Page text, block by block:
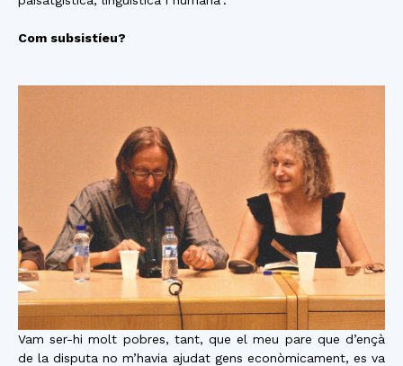
Com subsistíeu?
Vam ser-hi molt pobres, tant, que el meu pare que d’ençà
de la disputa no m’havia ajudat gens econòmicament, es va